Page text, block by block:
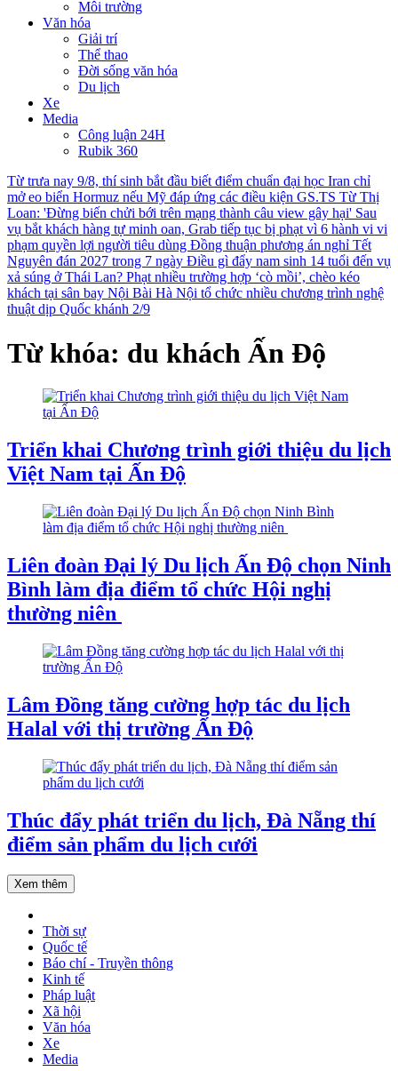
Môi trường
Văn hóa
Giải trí
Thể thao
Đời sống văn hóa
Du lịch
Xe
Media
Công luận 24H
Rubik 360
Từ trưa nay 9/8, thí sinh bắt đầu biết điểm chuẩn đại học Iran chỉ
mở eo biển Hormuz nếu Mỹ đáp ứng các điều kiện GS.TS Từ Thị
Loan: 'Đừng biến chửi bới trên mạng thành câu view gây hại' Sau
vụ bắt khách hàng tự minh oan, Grab tiếp tục bị phạt vì 6 hành vi vi
phạm quyền lợi người tiêu dùng Đồng thuận phương án nghỉ Tết
Nguyên đán 2027 trong 7 ngày Điều gì đẩy nam sinh 14 tuổi đến vụ
xả súng ở Thái Lan? Phạt nhiều trường hợp ‘cò mồi’, chèo kéo
khách tại sân bay Nội Bài Hà Nội tổ chức nhiều chương trình nghệ
thuật dịp Quốc khánh 2/9
Từ khóa: du khách Ấn Độ
Triển khai Chương trình giới thiệu du lịch
Việt Nam tại Ấn Độ
Liên đoàn Đại lý Du lịch Ấn Độ chọn Ninh
Bình làm địa điểm tổ chức Hội nghị
thường niên
Lâm Đồng tăng cường hợp tác du lịch
Halal với thị trường Ấn Độ
Thúc đẩy phát triển du lịch, Đà Nẵng thí
điểm sản phẩm du lịch cưới
Xem thêm
Thời sự
Quốc tế
Báo chí - Truyền thông
Kinh tế
Pháp luật
Xã hội
Văn hóa
Xe
Media